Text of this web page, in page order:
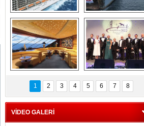
“Gemi içinde gemi”
konsepti ile MSC
Splendida
Dünyada tek!
Denizaltı yüzer
havuzu intikal
seyrine başladı
MSC'den 55 milyon
euroluk turizm geliri
müjdesi
5. Bosphorus Ship
Brokers Dinner,
İstanbul’da yapıldı
1 2 3 4 5 6 7 8
VİDEO GALERİ